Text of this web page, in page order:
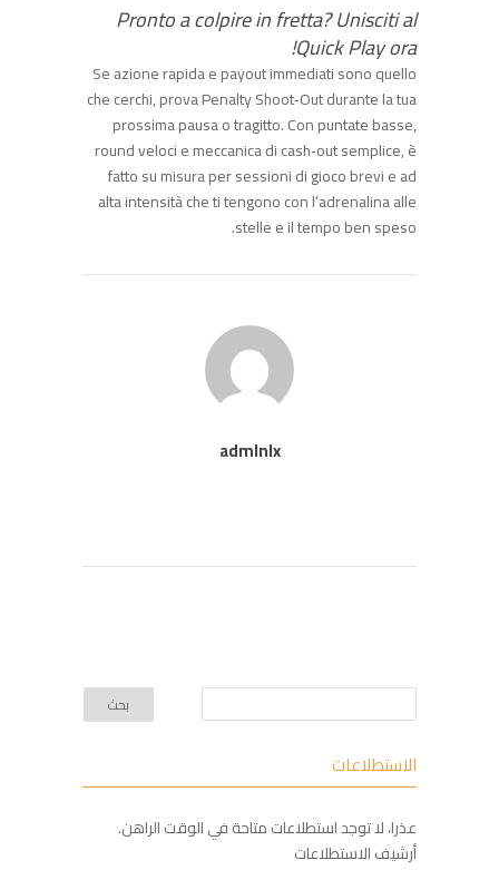
Pronto a colpire in fretta? Unisciti al
Quick Play ora!
Se azione rapida e payout immediati sono quello
che cerchi, prova Penalty Shoot‑Out durante la tua
prossima pausa o tragitto. Con puntate basse,
round veloci e meccanica di cash‑out semplice, è
fatto su misura per sessioni di gioco brevi e ad
alta intensità che ti tengono con l’adrenalina alle
stelle e il tempo ben speso.
admlnlx
الاستطلاعات
عذرا، لا توجد استطلاعات متاحة في الوقت الراهن.
أرشيف الاستطلاعات